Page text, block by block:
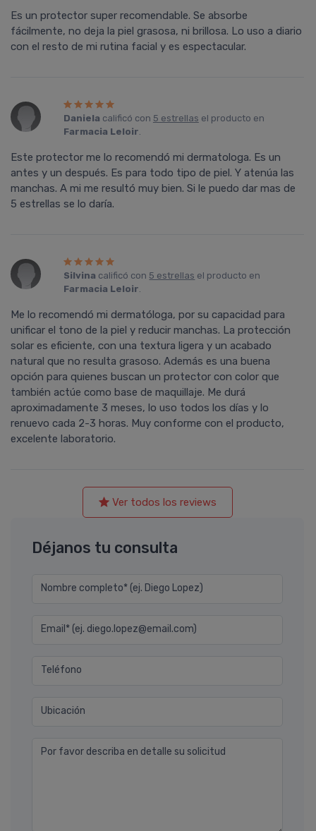
Es un protector super recomendable. Se absorbe
fácilmente, no deja la piel grasosa, ni brillosa. Lo uso a diario
con el resto de mi rutina facial y es espectacular.
Daniela calificó con 5 estrellas el producto en
Farmacia Leloir.
Este protector me lo recomendó mi dermatologa. Es un
antes y un después. Es para todo tipo de piel. Y atenúa las
manchas. A mi me resultó muy bien. Si le puedo dar mas de
5 estrellas se lo daría.
Silvina calificó con 5 estrellas el producto en
Farmacia Leloir.
Me lo recomendó mi dermatóloga, por su capacidad para
unificar el tono de la piel y reducir manchas. La protección
solar es eficiente, con una textura ligera y un acabado
natural que no resulta grasoso. Además es una buena
opción para quienes buscan un protector con color que
también actúe como base de maquillaje. Me durá
aproximadamente 3 meses, lo uso todos los días y lo
renuevo cada 2-3 horas. Muy conforme con el producto,
excelente laboratorio.
Ver todos los reviews
Déjanos tu consulta
Nombre completo* (ej. Diego Lopez)
Email* (ej. diego.lopez@email.com)
Teléfono
Ubicación
Por favor describa en detalle su solicitud